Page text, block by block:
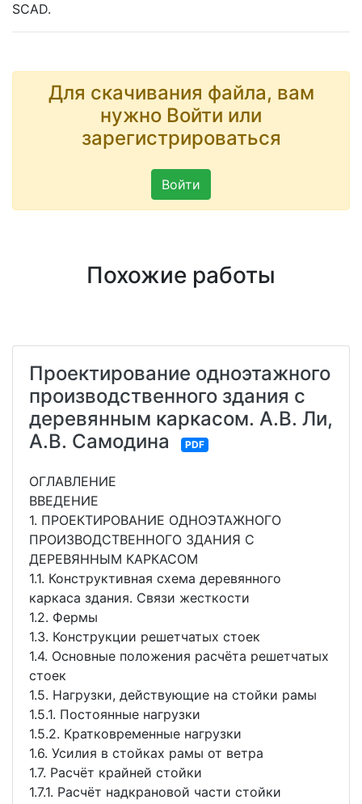
SCAD.
Для скачивания файла, вам
нужно Войти или
зарегистрироваться
Войти
Похожие работы
Проектирование одноэтажного
производственного здания с
деревянным каркасом. А.В. Ли,
А.В. Самодина
PDF
ОГЛАВЛЕНИЕ
ВВЕДЕНИЕ
1. ПРОЕКТИРОВАНИЕ ОДНОЭТАЖНОГО
ПРОИЗВОДСТВЕННОГО ЗДАНИЯ С
ДЕРЕВЯННЫМ КАРКАСОМ
1.1. Конструктивная схема деревянного
каркаса здания. Связи жесткости
1.2. Фермы
1.3. Конструкции решетчатых стоек
1.4. Основные положения расчёта решетчатых
стоек
1.5. Нагрузки, действующие на стойки рамы
1.5.1. Постоянные нагрузки
1.5.2. Кратковременные нагрузки
1.6. Усилия в стойках рамы от ветра
1.7. Расчёт крайней стойки
1.7.1. Расчёт надкрановой части стойки